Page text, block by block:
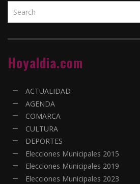
Hoyaldia.com
ACTUALIDAD
AGENDA
COMARCA
CULTURA
DEPORTES
Elecciones Municipales 2015
Elecciones Municipales 2019
Elecciones Municipales 2023